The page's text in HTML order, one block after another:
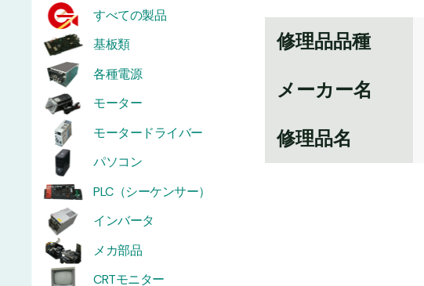
すべての製品
基板類
各種電源
モーター
モータードライバー
パソコン
PLC（シーケンサー）
インバータ
メカ部品
CRTモニター
修理品品種
メーカー名
修理品名